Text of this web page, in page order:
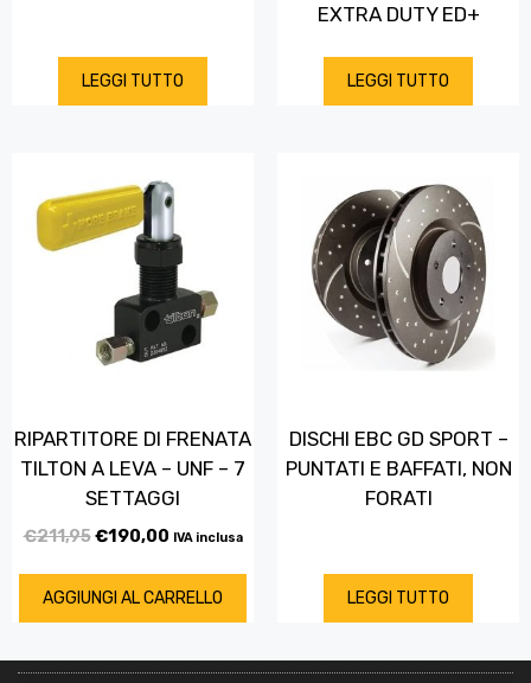
LEGGI TUTTO
EXTRA DUTY ED+
LEGGI TUTTO
RIPARTITORE DI FRENATA
TILTON A LEVA – UNF – 7
SETTAGGI
€211,95€190,00 IVA inclusa
AGGIUNGI AL CARRELLO
DISCHI EBC GD SPORT –
PUNTATI E BAFFATI, NON
FORATI
LEGGI TUTTO